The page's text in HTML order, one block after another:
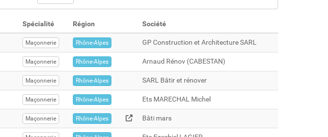
Spécialité Région Société
Maçonnerie Rhône-Alpes GP Construction et Architecture SARL
Maçonnerie Rhône-Alpes Arnaud Rénov (CABESTAN)
Maçonnerie Rhône-Alpes SARL Bâtir et rénover
Maçonnerie Rhône-Alpes Ets MARECHAL Michel
Maçonnerie Rhône-Alpes Bâti mars